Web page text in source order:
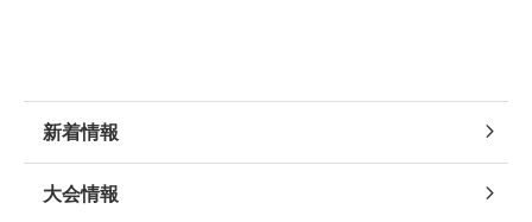
新着情報
大会情報